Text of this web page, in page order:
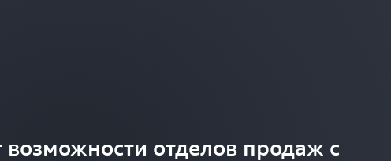
возможности отделов продаж с